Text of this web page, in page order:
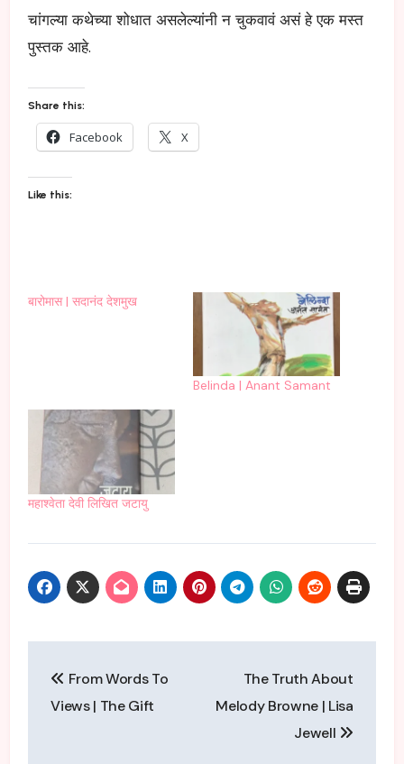
चांगल्या कथेच्या शोधात असलेल्यांनी न चुकवावं असं हे एक मस्त
पुस्तक आहे.
Share this:
Facebook X
Like this:
बारोमास | सदानंद देशमुख
Belinda | Anant Samant
महाश्वेता देवी लिखित जटायु
navigation
From Words To
Views | The Gift
The Truth About
Melody Browne | Lisa
Jewell